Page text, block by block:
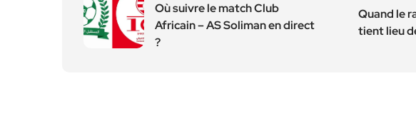
Où suivre le match Club
Africain – AS Soliman en direct
?
Quand le
tient lieu